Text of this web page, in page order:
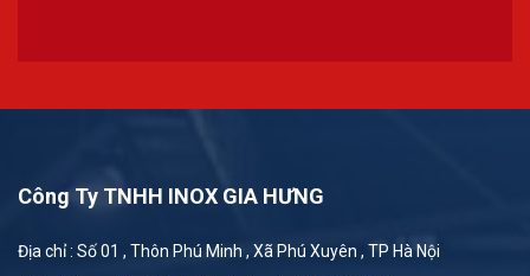
Công Ty TNHH INOX GIA HƯNG
Địa chỉ : Số 01 , Thôn Phú Minh , Xã Phú Xuyên , TP Hà Nội